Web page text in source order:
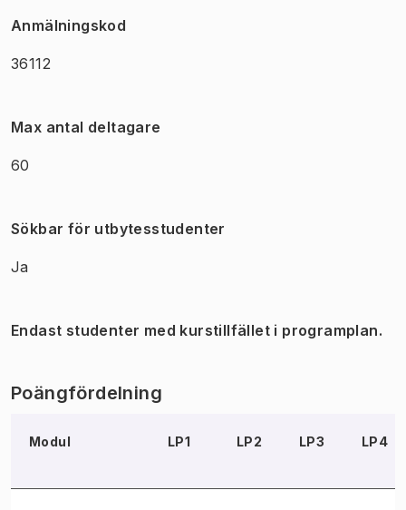
Anmälningskod
36112
Max antal deltagare
60
Sökbar för utbytesstudenter
Ja
Endast studenter med kurstillfället i programplan.
Poängfördelning
Modul LP1 LP2 LP3 LP4